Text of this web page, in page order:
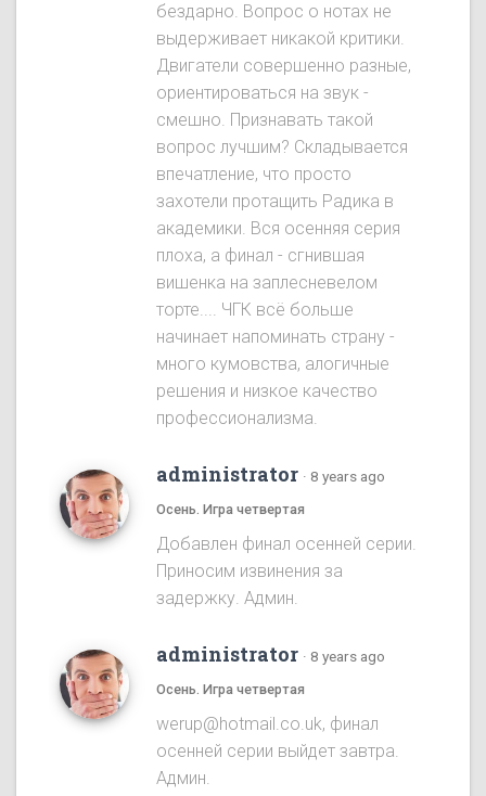
бездарно. Вопрос о нотах не
выдерживает никакой критики.
Двигатели совершенно разные,
ориентироваться на звук -
смешно. Признавать такой
вопрос лучшим? Складывается
впечатление, что просто
захотели протащить Радика в
академики. Вся осенняя серия
плоха, а финал - сгнившая
вишенка на заплесневелом
торте.... ЧГК всё больше
начинает напоминать страну -
много кумовства, алогичные
решения и низкое качество
профессионализма.
administrator · 8 years ago
Осень. Игра четвертая
Добавлен финал осенней серии.
Приносим извинения за
задержку. Админ.
administrator · 8 years ago
Осень. Игра четвертая
werup@hotmail.co.uk, финал
осенней серии выйдет завтра.
Админ.